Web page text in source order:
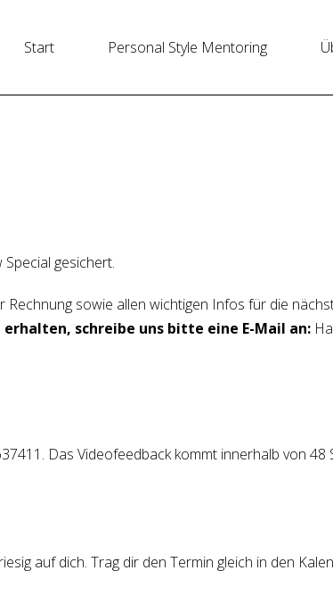
Start Personal Style Mentoring
gesichert.
Rechnung sowie allen wichtigen Infos für die
schreibe uns bitte eine E-Mail an:
Das Videofeedback kommt innerhalb von 48
auf dich. Trag dir den Termin gleich in den